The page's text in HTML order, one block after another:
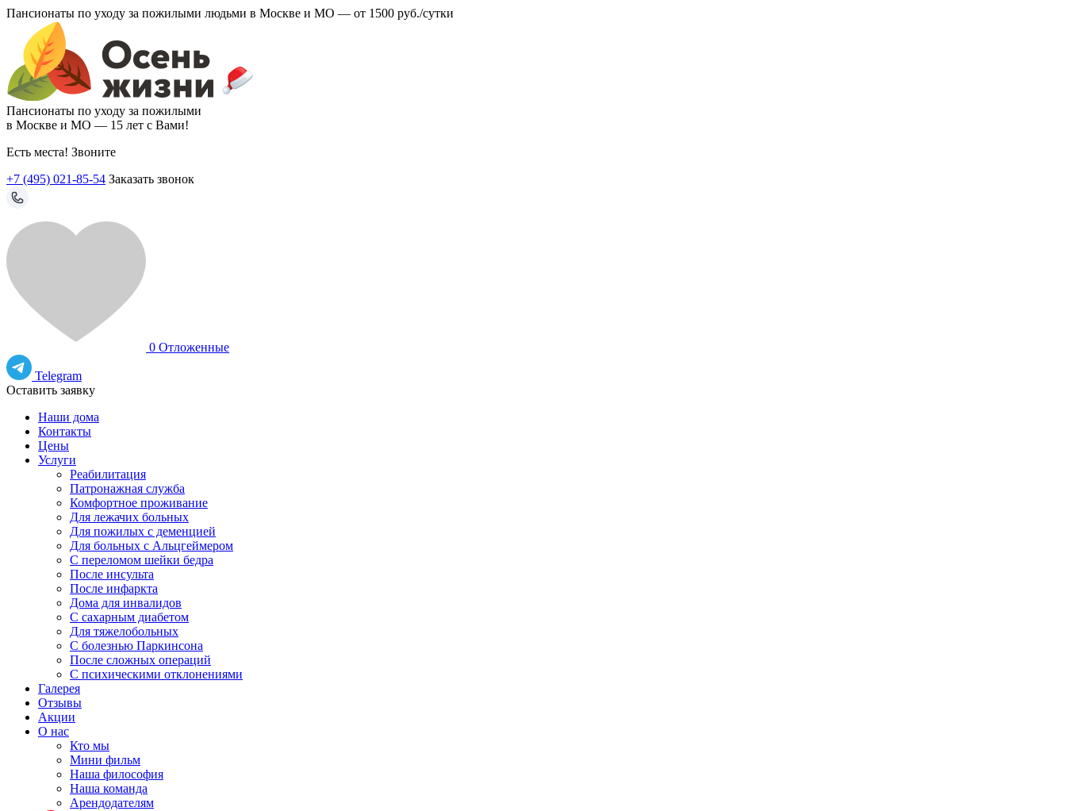
Пансионаты по уходу за пожилыми людьми в Москве и МО — от 1500 руб./сутки
Пансионаты по уходу за пожилыми
в Москве и МО — 15 лет с Вами!
Есть места! Звоните
+7 (495) 021-85-54 Заказать звонок
0 Отложенные
Telegram
Оставить заявку
Наши дома
Контакты
Цены
Услуги
Реабилитация
Патронажная служба
Комфортное проживание
Для лежачих больных
Для пожилых с деменцией
Для больных с Альцгеймером
С переломом шейки бедра
После инсульта
После инфаркта
Дома для инвалидов
С сахарным диабетом
Для тяжелобольных
С болезнью Паркинсона
После сложных операций
С психическими отклонениями
Галерея
Отзывы
Акции
О нас
Кто мы
Мини фильм
Наша философия
Наша команда
Арендодателям